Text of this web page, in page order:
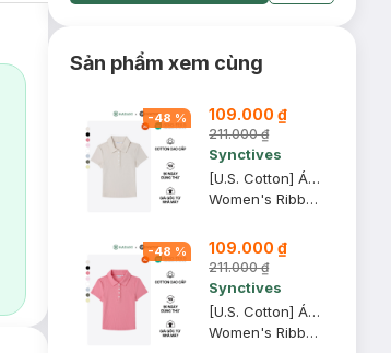
Sản phẩm xem cùng
-48 % 109.000 ₫
211.000 ₫
Synctives
[U.S. Cotton] Áo Polo Nữ Synctives Slim Fit Cropped, Be Sữa, XS - CWPO0007
Women's Ribbed Polo Shirt
-48 % 109.000 ₫
211.000 ₫
Synctives
[U.S. Cotton] Áo Polo Nữ Synctives Slim Fit Cropped, Hồng Mận, XL - CWPO0007
Women's Ribbed Polo Shirt